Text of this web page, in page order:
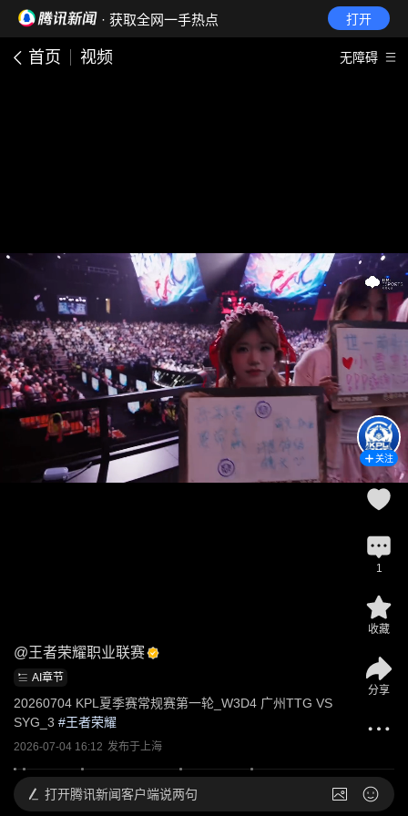
· 获取全网一手热点 打开
首页 视频 无障碍
@王者荣耀职业联赛
AI章节
20260704 KPL夏季赛常规赛第一轮_W3D4 广州TTG VS
SYG_3 #王者荣耀
2026-07-04 16:12 发布于上海
关注
1
收藏
分享
打开腾讯新闻客户端说两句